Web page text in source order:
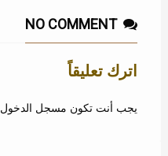
NO COMMENT
اترك تعليقاً
يجب أنت تكون مسجل الدخول